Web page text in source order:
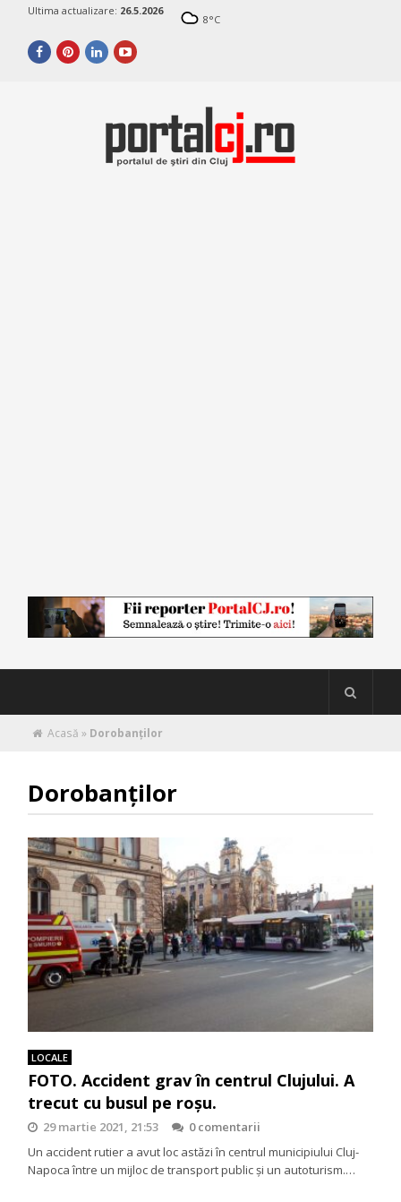
Ultima actualizare: 26.5.2026
8°C
Acasă » Dorobanţilor
Dorobanţilor
LOCALE
FOTO. Accident grav în centrul Clujului. A
trecut cu busul pe roșu.
29 martie 2021, 21:53
0 comentarii
Un accident rutier a avut loc astăzi în centrul municipiului Cluj-
Napoca între un mijloc de transport public și un autoturism.…